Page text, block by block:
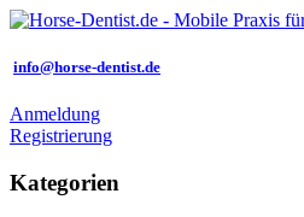
info@horse-dentist.de
Anmeldung
Registrierung
Kategorien